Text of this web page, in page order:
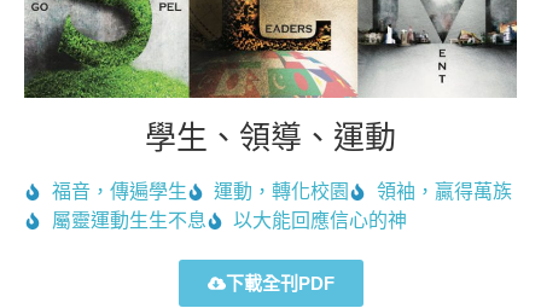
學生、領導、運動
福音，傳遍學生 運動，轉化校園
領袖，贏得萬族
屬靈運動生生不息
以大能回應信心的神
下載全刊PDF